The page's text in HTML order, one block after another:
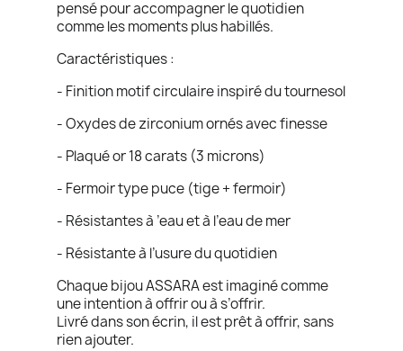
pensé pour accompagner le quotidien
comme les moments plus habillés.
Caractéristiques :
- Finition motif circulaire inspiré du tournesol
- Oxydes de zirconium ornés avec finesse
- Plaqué or 18 carats (3 microns)
- Fermoir type puce (tige + fermoir)
- Résistantes à ’eau et à l’eau de mer
- Résistante à l’usure du quotidien
Chaque bijou ASSARA est imaginé comme
une intention à offrir ou à s’offrir.
Livré dans son écrin, il est prêt à offrir, sans
rien ajouter.